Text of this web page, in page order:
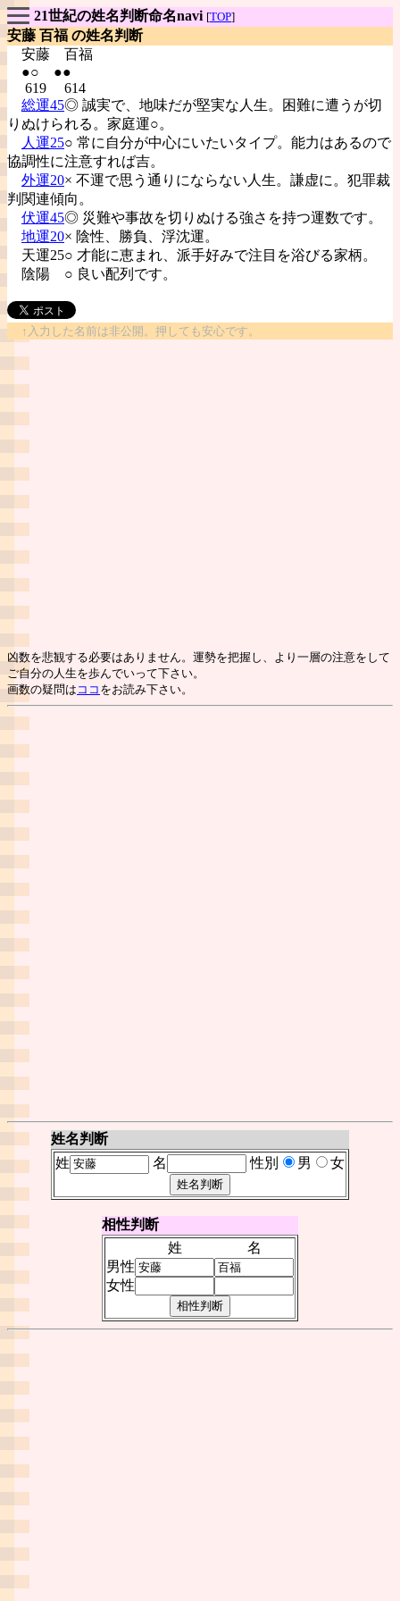
21世紀の姓名判断命名navi [TOP]
安藤 百福 の姓名判断
安藤 百福
●○ ●●
619 614
総運45◎ 誠実で、地味だが堅実な人生。困難に遭うが切
りぬけられる。家庭運○。
人運25○ 常に自分が中心にいたいタイプ。能力はあるので
協調性に注意すれば吉。
外運20× 不運で思う通りにならない人生。謙虚に。犯罪裁
判関連傾向。
伏運45◎ 災難や事故を切りぬける強さを持つ運数です。
地運20× 陰性、勝負、浮沈運。
天運25○ 才能に恵まれ、派手好みで注目を浴びる家柄。
陰陽 ○ 良い配列です。
↑入力した名前は非公開。押しても安心です。
凶数を悲観する必要はありません。運勢を把握し、より一層の注意をして
ご自分の人生を歩んでいって下さい。
画数の疑問は ココ をお読み下さい。
姓名判断
姓
名 性別 男 女
相性判断
姓
名
男性
女性